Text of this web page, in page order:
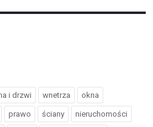
i drzwi wnetrza okna
prawo ściany nieruchomości